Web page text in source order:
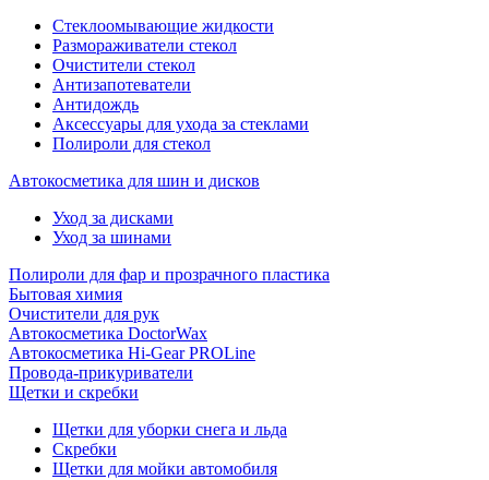
Стеклоомывающие жидкости
Размораживатели стекол
Очистители стекол
Антизапотеватели
Антидождь
Аксессуары для ухода за стеклами
Полироли для стекол
Автокосметика для шин и дисков
Уход за дисками
Уход за шинами
Полироли для фар и прозрачного пластика
Бытовая химия
Очистители для рук
Автокосметика DoctorWax
Автокосметика Hi-Gear PROLine
Провода-прикуриватели
Щетки и скребки
Щетки для уборки снега и льда
Скребки
Щетки для мойки автомобиля